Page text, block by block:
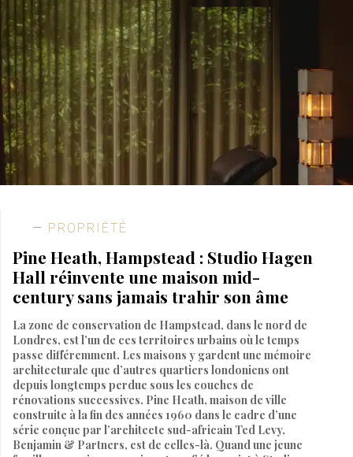
PROPRIÉTÉ
Pine Heath, Hampstead : Studio Hagen
Hall réinvente une maison mid-
century sans jamais trahir son âme
La zone de conservation de Hampstead, dans le nord de
Londres, est l’un de ces territoires urbains où le temps
passe différemment. Les maisons y gardent une mémoire
architecturale que d’autres quartiers londoniens ont
depuis longtemps perdue sous les couches de
rénovations successives. Pine Heath, maison de ville
construite à la fin des années 1960 dans le cadre d’une
série conçue par l’architecte sud-africain Ted Levy,
Benjamin & Partners, est de celles-là. Quand une jeune